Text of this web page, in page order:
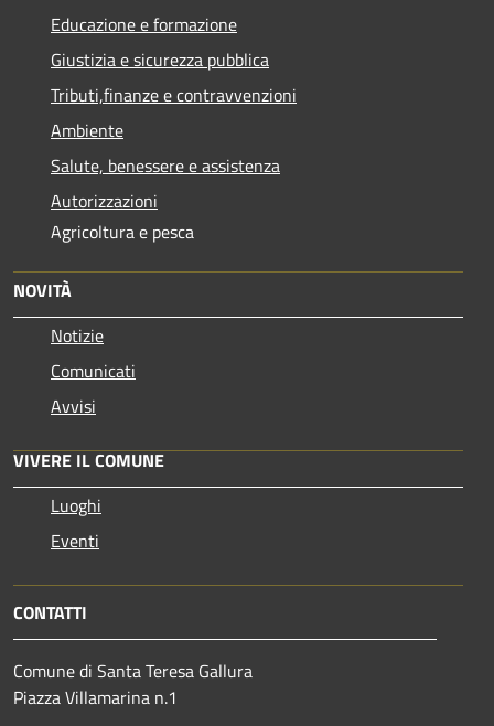
Educazione e formazione
Giustizia e sicurezza pubblica
Tributi,finanze e contravvenzioni
Ambiente
Salute, benessere e assistenza
Autorizzazioni
Agricoltura e pesca
NOVITÀ
Notizie
Comunicati
Avvisi
VIVERE IL COMUNE
Luoghi
Eventi
CONTATTI
Comune di Santa Teresa Gallura
Piazza Villamarina n.1